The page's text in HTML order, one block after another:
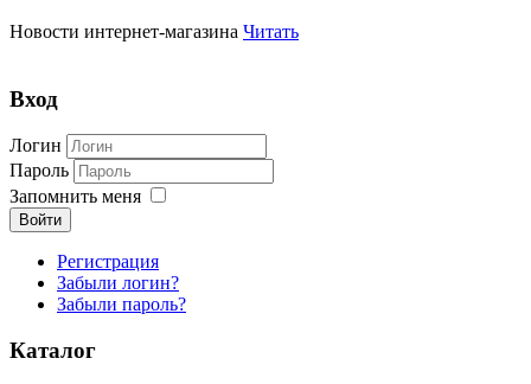
Новости интернет-магазина Читать
Вход
Логин
Пароль
Запомнить меня
Войти
Регистрация
Забыли логин?
Забыли пароль?
Каталог